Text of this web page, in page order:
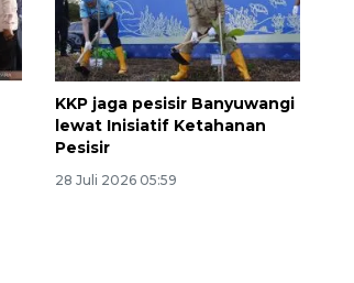
KKP jaga pesisir Banyuwangi
lewat Inisiatif Ketahanan
Pesisir
28 Juli 2026 05:59